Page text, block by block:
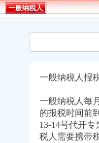
商注册）
一般纳税人
一般纳税人报
一般纳税人每
的报税时间前
13-14号代开
税人需要携带